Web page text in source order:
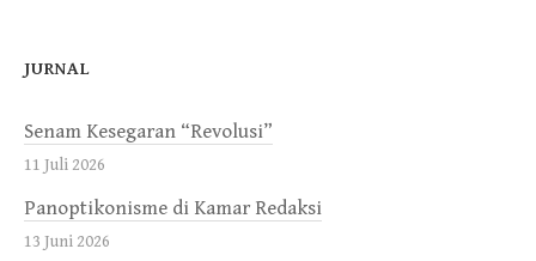
JURNAL
Senam Kesegaran “Revolusi”
11 Juli 2026
Panoptikonisme di Kamar Redaksi
13 Juni 2026